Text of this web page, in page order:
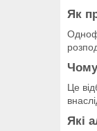
Як
Чому
Це
Які